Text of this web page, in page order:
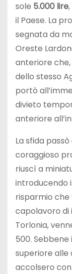
sole 5.000 lire
il Paese. La
segnata da
Oreste
anteriore
dello stesso
portò
divieto
anteriore
La sfida
coraggioso
riuscì a
introducendo
risparmio che
capolavoro di
Torlonia,
500.
superiore alle
accolsero